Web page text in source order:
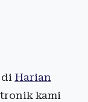
di Harian
kami